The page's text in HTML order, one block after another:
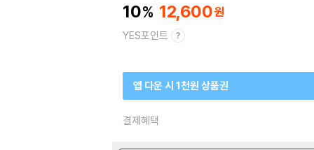
10 12,600
YES포인트
앱 다운 시 1천원 상품권
결제혜택